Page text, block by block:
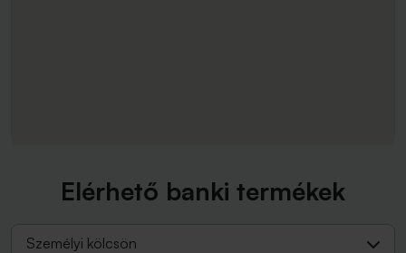
Elérhető banki termékek
Személyi kölcsön